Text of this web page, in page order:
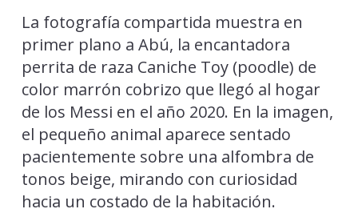
La fotografía compartida muestra en
primer plano a Abú, la encantadora
perrita de raza Caniche Toy (poodle) de
color marrón cobrizo que llegó al hogar
de los Messi en el año 2020. En la imagen,
el pequeño animal aparece sentado
pacientemente sobre una alfombra de
tonos beige, mirando con curiosidad
hacia un costado de la habitación.